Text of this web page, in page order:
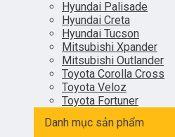
Hyundai Palisade
Hyundai Creta
Hyundai Tucson
Mitsubishi Xpander
Mitsubishi Outlander
Toyota Corolla Cross
Toyota Veloz
Toyota Fortuner
Danh mục sản phẩm